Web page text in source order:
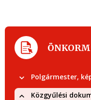
Polgármester,
Közgyűlési